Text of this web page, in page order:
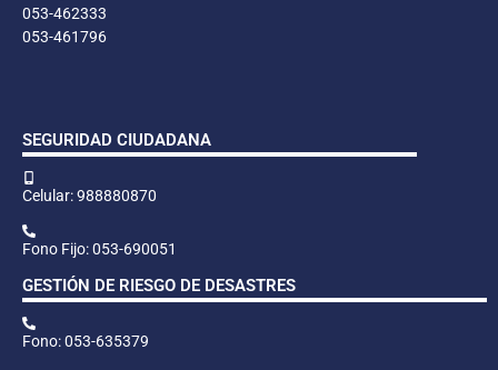
053-462333
053-461796
SEGURIDAD CIUDADANA
Celular: 988880870
Fono Fijo: 053-690051
GESTIÓN DE RIESGO DE DESASTRES
Fono: 053-635379